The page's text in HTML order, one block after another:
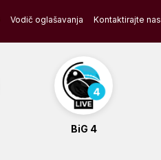
Vodič oglašavanja Kontaktirajte nas
BiG 4